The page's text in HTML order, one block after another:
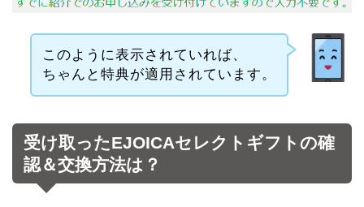
このように表示されていれば、
ちゃんと特典が適用されています。
受け取ったEJOICAセレクトギフトの確
認＆交換方法は？